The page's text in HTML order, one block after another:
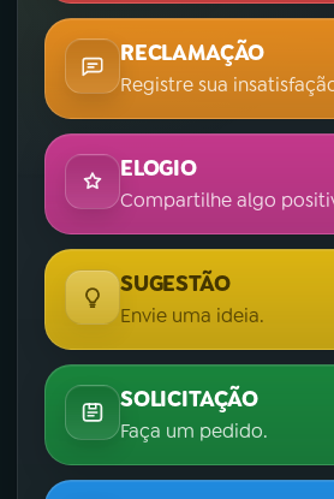
RECLAMAÇÃO
Registre sua
ELOGIO
Compartilhe algo
SUGESTÃO
Envie uma ideia.
SOLICITAÇÃO
Faça um pedido.